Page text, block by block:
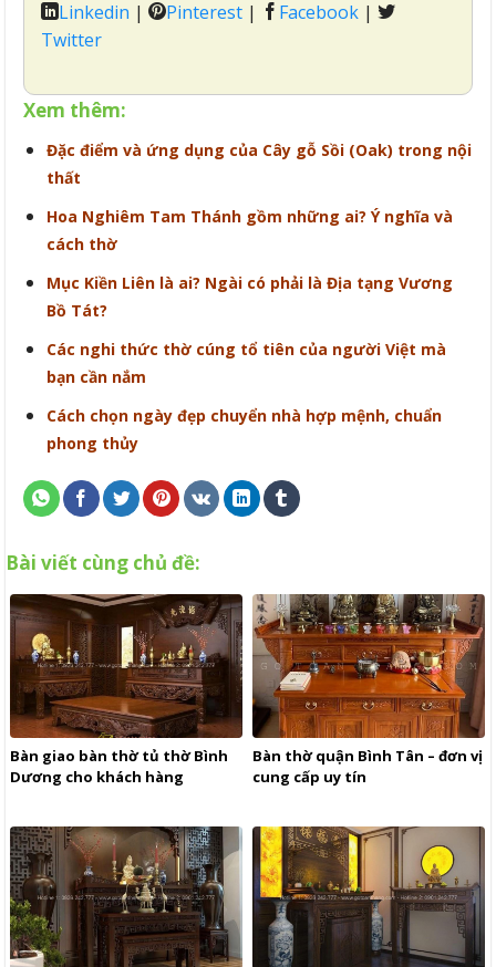
Linkedin | Pinterest | Facebook |
Twitter
Xem thêm:
Đặc điểm và ứng dụng của Cây gỗ Sồi (Oak) trong nội
thất
Hoa Nghiêm Tam Thánh gồm những ai? Ý nghĩa và
cách thờ
Mục Kiền Liên là ai? Ngài có phải là Địa tạng Vương
Bồ Tát?
Các nghi thức thờ cúng tổ tiên của người Việt mà
bạn cần nắm
Cách chọn ngày đẹp chuyển nhà hợp mệnh, chuẩn
phong thủy
Bài viết cùng chủ đề:
Bàn giao bàn thờ tủ thờ Bình
Dương cho khách hàng
Bàn thờ quận Bình Tân – đơn vị
cung cấp uy tín